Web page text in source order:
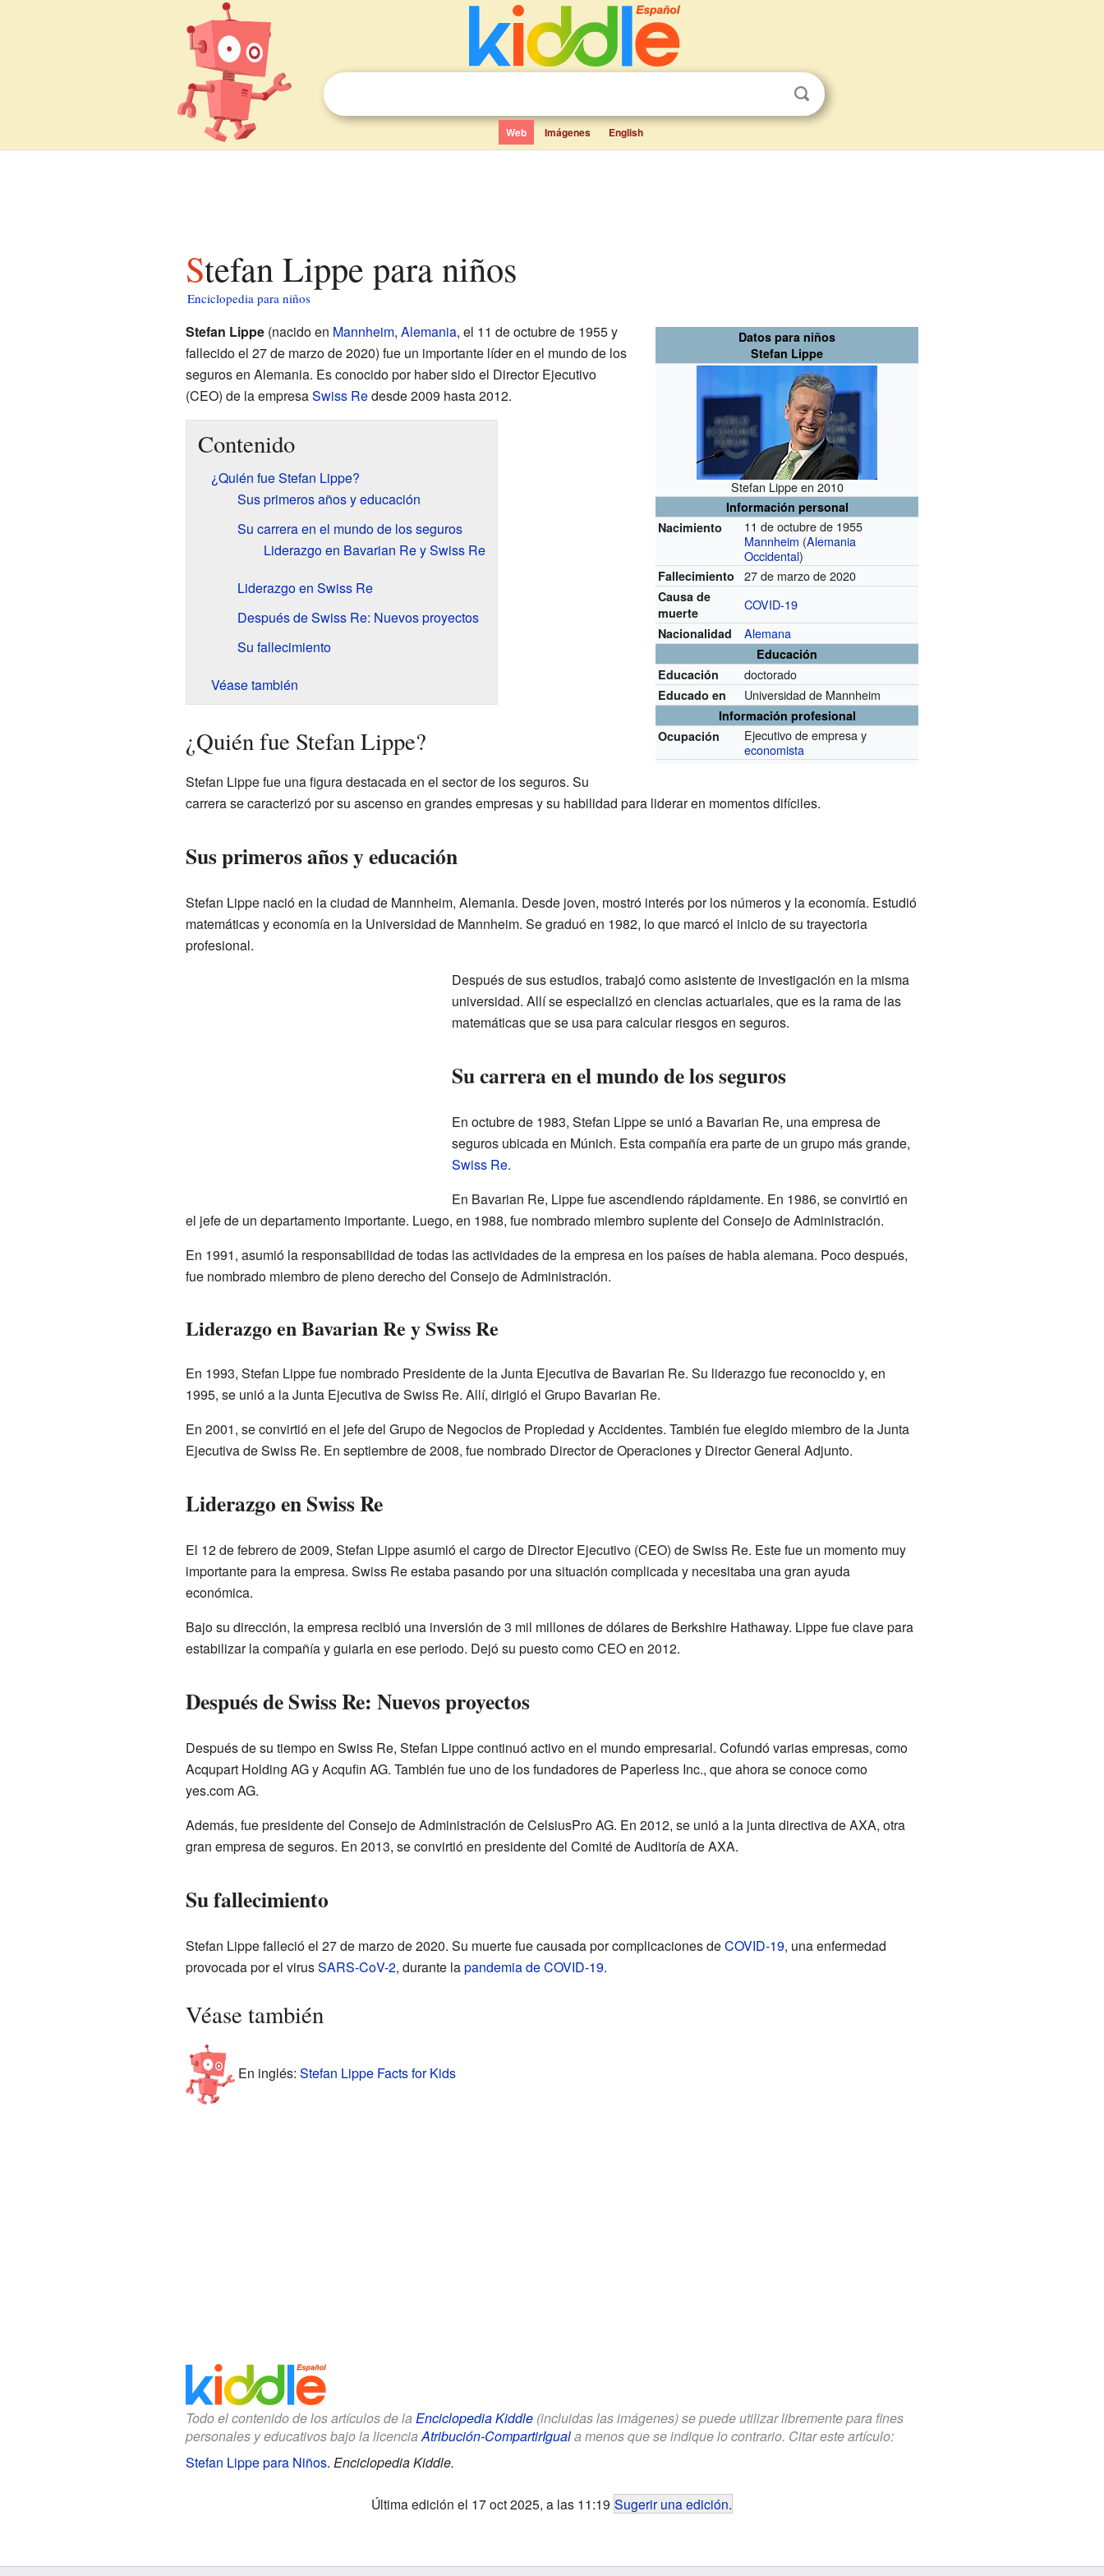
Web Imágenes English
Stefan Lippe para niños
Enciclopedia para niños
Datos para niños
Stefan Lippe
Stefan Lippe en 2010
Información personal
Nacimiento
11 de octubre de 1955
Mannheim (Alemania
Occidental)
Fallecimiento 27 de marzo de 2020
Causa de
muerte
COVID-19
Nacionalidad Alemana
Educación
Educación
doctorado
Educado en Universidad de Mannheim
Información profesional
Ocupación
Ejecutivo de empresa y
economista
Stefan Lippe(nacido en Mannheim, Alemania, el 11 de octubre de 1955 y
fallecido el 27 de marzo de 2020) fue un importante líder en el mundo de los
seguros en Alemania. Es conocido por haber sido el Director Ejecutivo
(CEO) de la empresaSwiss Redesde 2009 hasta 2012.
Contenido
¿Quién fue Stefan Lippe?
Sus primeros años y educación
Su carrera en el mundo de los seguros
Liderazgo en Bavarian Re y Swiss Re
Liderazgo en Swiss Re
Después de Swiss Re: Nuevos proyectos
Su fallecimiento
Véase también
¿Quién fue Stefan Lippe?
Stefan Lippe fue una figura destacada en el sector de los seguros. Su
carrera se caracterizó por su ascenso en grandes empresas y su habilidad para liderar en momentos difíciles.
Sus primeros años y educación
Stefan Lippe nació en la ciudad de Mannheim, Alemania. Desde joven, mostró interés por los números y la economía. Estudió
matemáticas y economía en la Universidad de Mannheim. Se graduó en 1982, lo que marcó el inicio de su trayectoria
profesional.
Después de sus estudios, trabajó como asistente de investigación en la misma
universidad. Allí se especializó en ciencias actuariales, que es la rama de las
matemáticas que se usa para calcular riesgos en seguros.
Su carrera en el mundo de los seguros
En octubre de 1983, Stefan Lippe se unió a Bavarian Re, una empresa de
seguros ubicada en Múnich. Esta compañía era parte de un grupo más grande,
Swiss Re.
En Bavarian Re, Lippe fue ascendiendo rápidamente. En 1986, se convirtió en
el jefe de un departamento importante. Luego, en 1988, fue nombrado miembro suplente del Consejo de Administración.
En 1991, asumió la responsabilidad de todas las actividades de la empresa en los países de habla alemana. Poco después,
fue nombrado miembro de pleno derecho del Consejo de Administración.
Liderazgo en Bavarian Re y Swiss Re
En 1993, Stefan Lippe fue nombrado Presidente de la Junta Ejecutiva de Bavarian Re. Su liderazgo fue reconocido y, en
1995, se unió a la Junta Ejecutiva de Swiss Re. Allí, dirigió el Grupo Bavarian Re.
En 2001, se convirtió en el jefe del Grupo de Negocios de Propiedad y Accidentes. También fue elegido miembro de la Junta
Ejecutiva de Swiss Re. En septiembre de 2008, fue nombrado Director de Operaciones y Director General Adjunto.
Liderazgo en Swiss Re
El 12 de febrero de 2009, Stefan Lippe asumió el cargo de Director Ejecutivo (CEO) de Swiss Re. Este fue un momento muy
importante para la empresa. Swiss Re estaba pasando por una situación complicada y necesitaba una gran ayuda
económica.
Bajo su dirección, la empresa recibió una inversión de 3 mil millones de dólares de Berkshire Hathaway. Lippe fue clave para
estabilizar la compañía y guiarla en ese periodo. Dejó su puesto como CEO en 2012.
Después de Swiss Re: Nuevos proyectos
Después de su tiempo en Swiss Re, Stefan Lippe continuó activo en el mundo empresarial. Cofundó varias empresas, como
Acqupart Holding AG y Acqufin AG. También fue uno de los fundadores de Paperless Inc., que ahora se conoce como
yes.com AG.
Además, fue presidente del Consejo de Administración de CelsiusPro AG. En 2012, se unió a la junta directiva de AXA, otra
gran empresa de seguros. En 2013, se convirtió en presidente del Comité de Auditoría de AXA.
Su fallecimiento
Stefan Lippe falleció el 27 de marzo de 2020. Su muerte fue causada por complicaciones deCOVID-19, una enfermedad
provocada por el virusSARS-CoV-2, durante lapandemia de COVID-19.
Véase también
En inglés: Stefan Lippe Facts for Kids
Todo el contenido de los artículos de la Enciclopedia Kiddle(incluidas las imágenes) se puede utilizar libremente para fines
personales y educativos bajo la licenciaAtribución-CompartirIguala menos que se indique lo contrario. Citar este artículo:
Stefan Lippe para Niños. Enciclopedia Kiddle.
Última edición el 17 oct 2025, a las 11:19 Sugerir una edición.